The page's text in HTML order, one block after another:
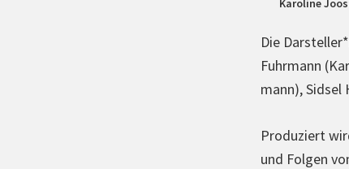
Karoline
Die
Fuhrmann
mann), Sidsel
Pro­du­ziert
und Folgen